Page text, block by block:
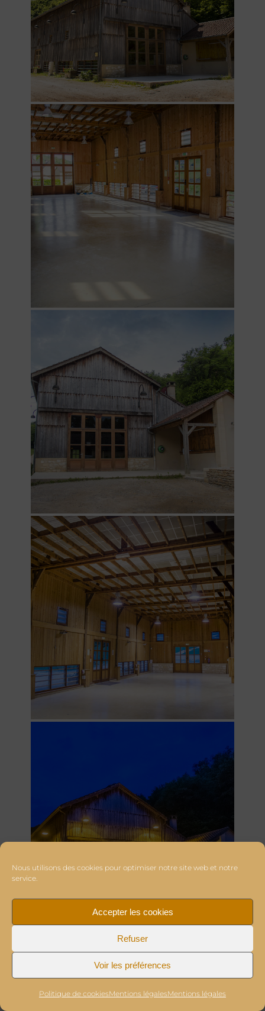
Nous utilisons des cookies pour optimiser notre site web et notre
service.
Accepter les cookies
Refuser
Voir les préférences
Politique de cookiesMentions légalesMentions légales